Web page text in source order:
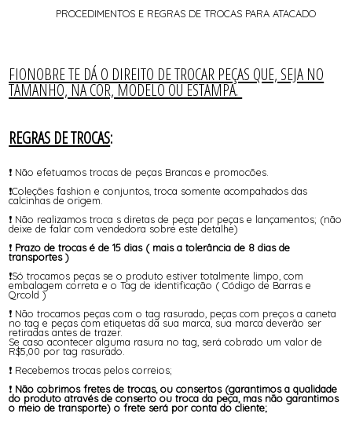
PROCEDIMENTOS E REGRAS DE TROCAS PARA ATACADO
FIONOBRE TE DÁ O DIREITO DE TROCAR PEÇAS QUE, SEJA NO
TAMANHO, NA COR, MODELO OU ESTAMPA.
REGRAS DE TROCAS:
❗ Não efetuamos trocas de peças Brancas e promocões.
❗Coleções fashion e conjuntos, troca somente acompahados das
calcinhas de origem.
❗ Não realizamos troca s diretas de peça por peças e lançamentos; (não
deixe de falar com vendedora sobre este detalhe)
❗ Prazo de trocas é de 15 dias ( mais a tolerância de 8 dias de
transportes )
❗Só trocamos peças se o produto estiver totalmente limpo, com
embalagem correta e o Tag de identificação ( Código de Barras e
Qrcold )
❗ Não trocamos peças com o tag rasurado, peças com preços a caneta
no tag e peças com etiquetas da sua marca, sua marca deverão ser
retiradas antes de trazer.
Se caso acontecer alguma rasura no tag, será cobrado um valor de
R$5,00 por tag rasurado.
❗ Recebemos trocas pelos correios;
❗ Não cobrimos fretes de trocas, ou consertos (garantimos a qualidade
do produto através de conserto ou troca da peça, mas não garantimos
o meio de transporte) o frete será por conta do cliente;